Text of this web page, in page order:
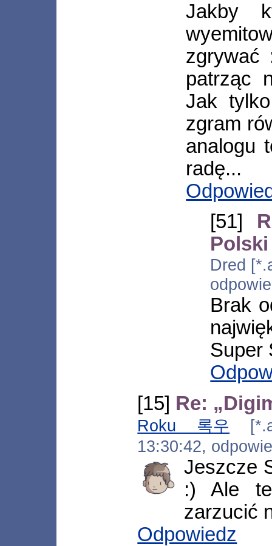
Jakby
zgrywać
patrząc
Jak
zgram
analogu
radę...
[51]
Polski
Dred
Brak
Super
[15] Re:
Roku 록우
13:30:42,
Jeszcze
:) Ale
zarzucić
Odpowiedz